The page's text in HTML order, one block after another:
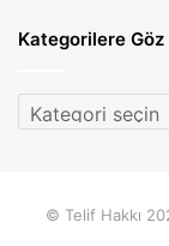
Kategorilere Göz
Kategorilere
Göz
© Telif Hakkı